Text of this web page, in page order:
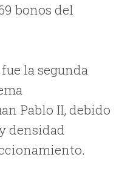
bonos del
la segunda
Pablo II, debido
densidad